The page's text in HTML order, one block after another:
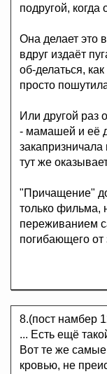
подругой, когда
Она делает это
вдруг издаёт
об-делаться,
просто
Или другой раз
- мамашей и её
закапризничала
тут же
"Причащение"
только фильма,
переживанием
погибающего от
8.(пост намбер
... Есть ещё
Вот те же
кровью, не